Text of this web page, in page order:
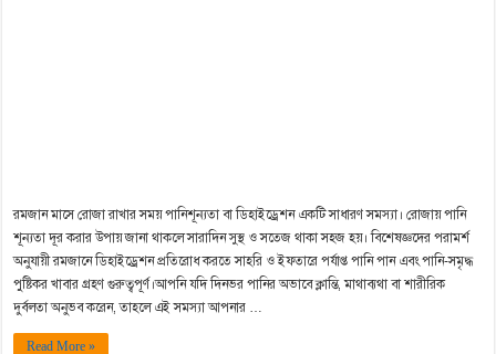
রমজান মাসে রোজা রাখার সময় পানিশূন্যতা বা ডিহাইড্রেশন একটি সাধারণ সমস্যা। রোজায় পানি
শূন্যতা দূর করার উপায় জানা থাকলে সারাদিন সুস্থ ও সতেজ থাকা সহজ হয়। বিশেষজ্ঞদের পরামর্শ
অনুযায়ী রমজানে ডিহাইড্রেশন প্রতিরোধ করতে সাহরি ও ইফতারে পর্যাপ্ত পানি পান এবং পানি-সমৃদ্ধ
পুষ্টিকর খাবার গ্রহণ গুরুত্বপূর্ণ।আপনি যদি দিনভর পানির অভাবে ক্লান্তি, মাথাব্যথা বা শারীরিক
দুর্বলতা অনুভব করেন, তাহলে এই সমস্যা আপনার …
Read More »